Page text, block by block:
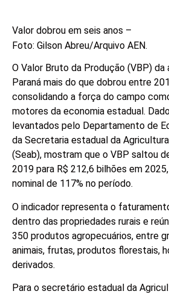
Valor dobrou em seis anos –
Foto: Gilson Abreu/Arquivo AEN.
O Valor Bruto da Produção (VBP) da
Paraná mais do que dobrou entre
consolidando a força do campo
motores da economia estadual.
levantados pelo Departamento de
da Secretaria estadual da
(Seab), mostram que o VBP saltou
2019 para R$ 212,6 bilhões em
nominal de 117% no período.
O indicador representa o
dentro das propriedades rurais e
350 produtos agropecuários, entre
animais, frutas, produtos florestais,
derivados.
Para o secretário estadual da